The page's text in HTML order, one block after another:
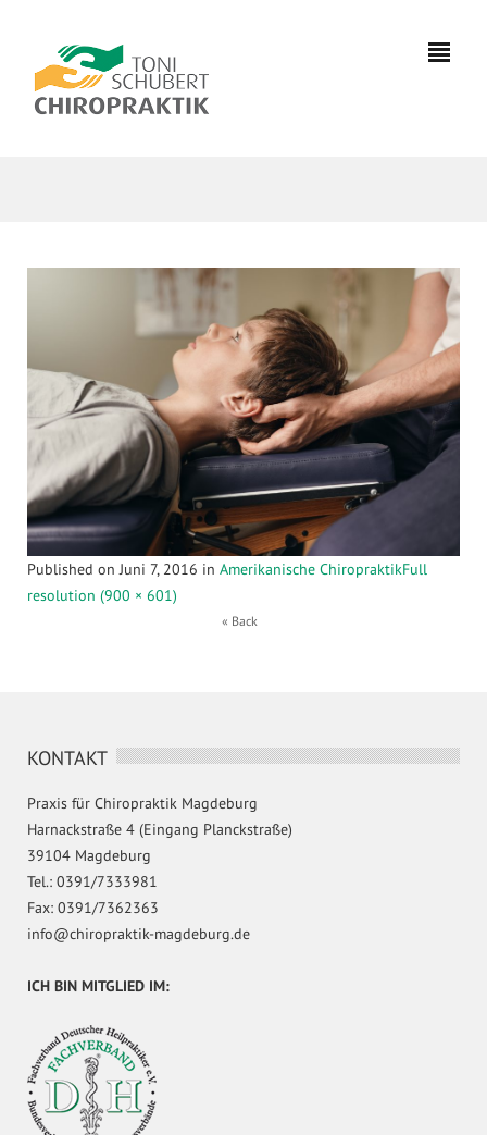
magdeburg.de
Published onJuni 7, 2016 in Amerikanische ChiropraktikFull
resolution (900 × 601)
« Back
KONTAKT
Praxis für Chiropraktik Magdeburg
Harnackstraße 4 (Eingang Planckstraße)
39104 Magdeburg
Tel.: 0391/7333981
Fax: 0391/7362363
info@chiropraktik-magdeburg.de
ICH BIN MITGLIED IM: